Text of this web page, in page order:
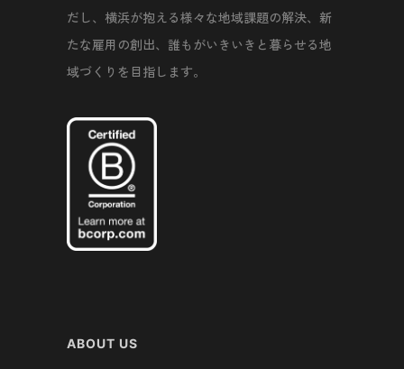
だし、横浜が抱える様々な地域課題の解決、新
たな雇用の創出、誰もがいきいきと暮らせる地
域づくりを目指します。
ABOUT US